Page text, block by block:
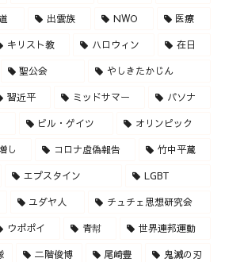
出雲族 NWO 医療
キリスト教 ハロウィン 在日
聖公会 やしきたかじん
習近平 ミッドサマー パソナ
ビル・ゲイツ オリンピック
し コロナ虚偽報告 竹中平蔵
エプスタイン LGBT
ユダヤ人 チュチェ思想研究会
ウポポイ 青幇 世界連邦運動
二階俊博 尾崎豊 鬼滅の刃